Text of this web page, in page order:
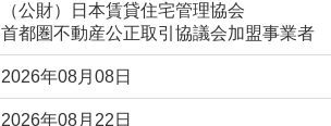
（公財）日本賃貸住宅管理協会
首都圏不動産公正取引協議会加盟事業者
2026年08月08日
2026年08月22日